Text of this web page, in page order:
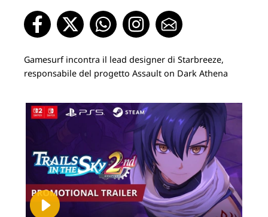
Gamesurf incontra il lead designer di Starbreeze,
responsabile del progetto Assault on Dark Athena